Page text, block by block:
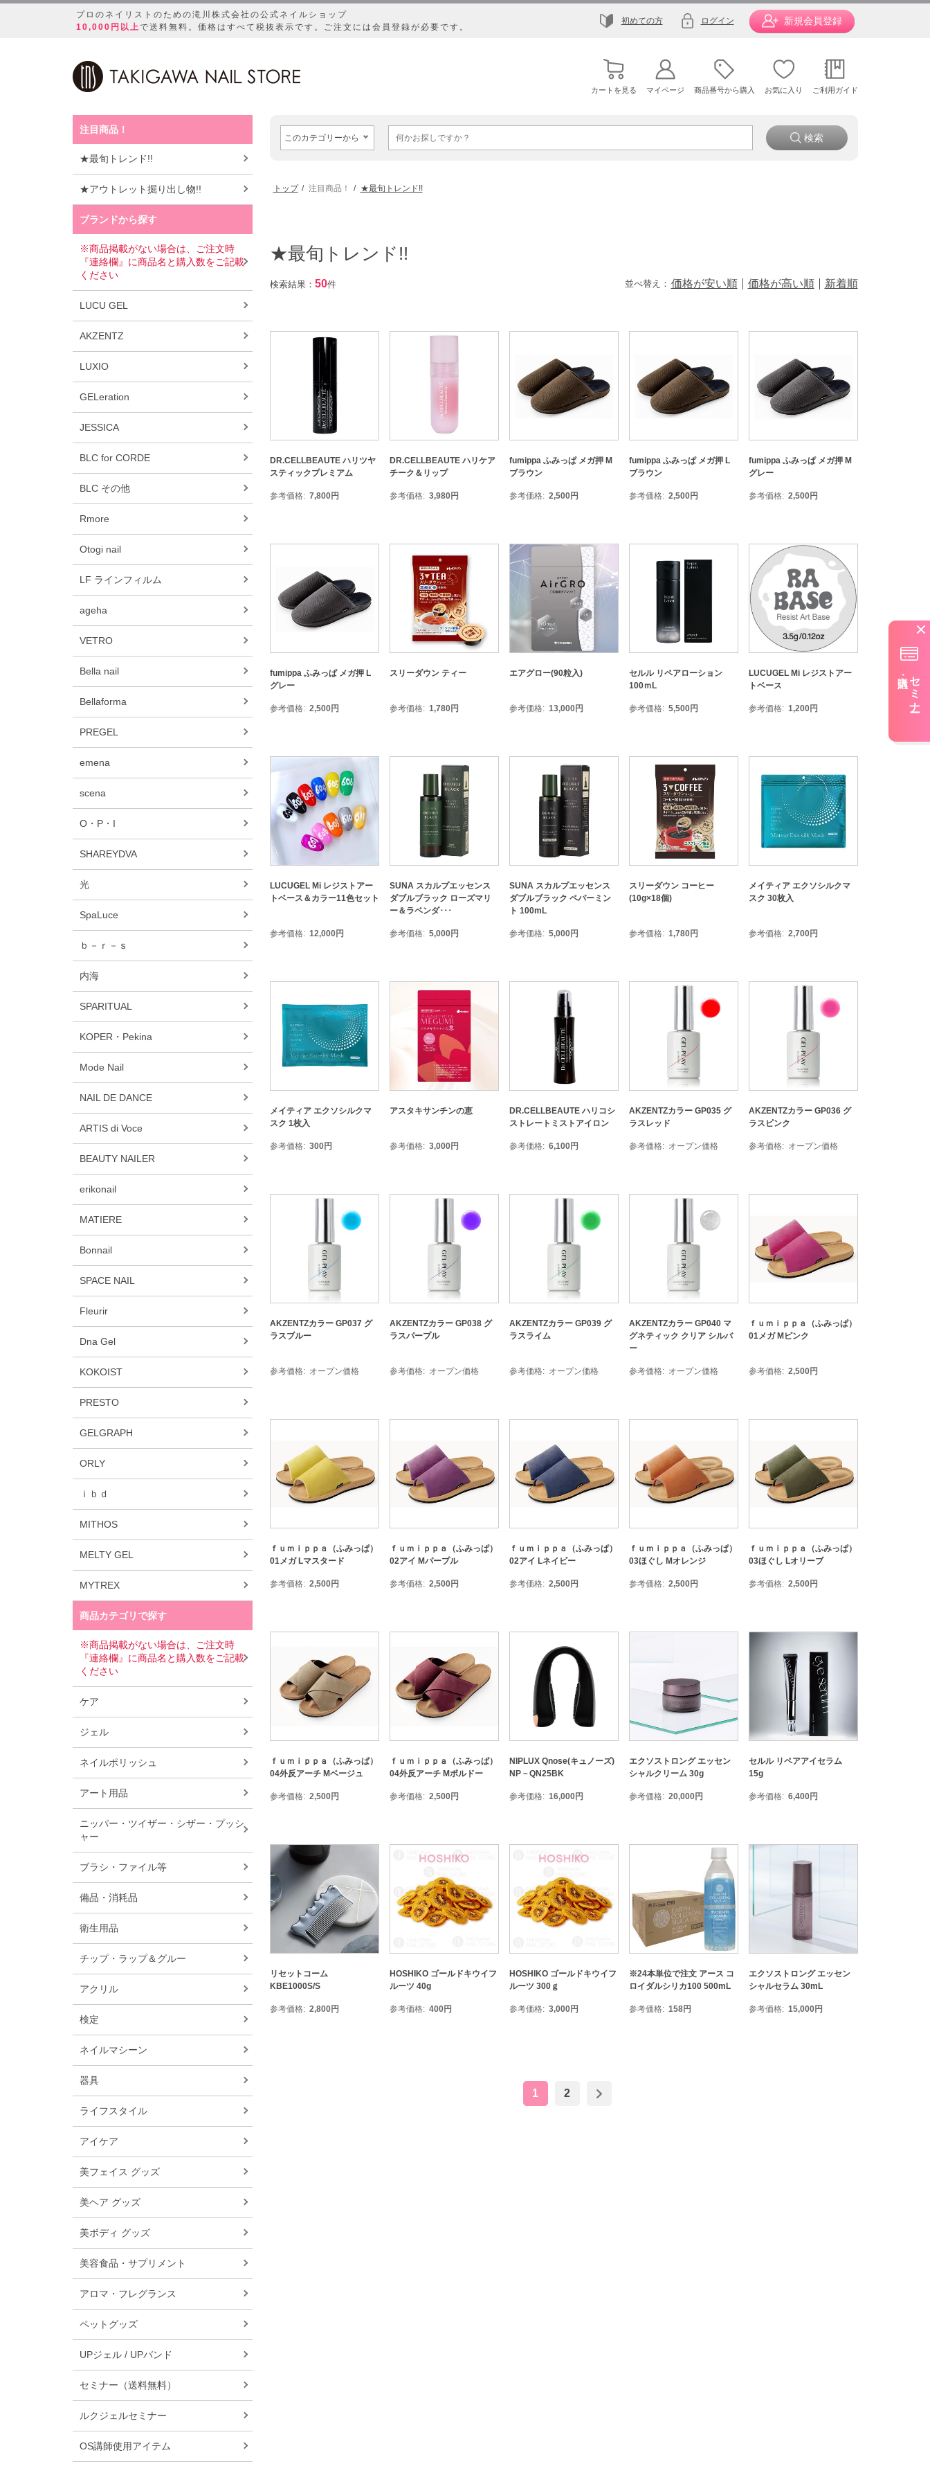
プロのネイリストのための滝川株式会社の公式ネイルショップ
10,000円以上で送料無料。価格はすべて税抜表示です。ご注文には会員登録が必要です。
初めての方 ログイン 新規会員登録
カートを見る マイページ 商品番号から購入 お気に入り ご利用ガイド
注目商品！
★最旬トレンド!!
★アウトレット掘り出し物!!
ブランドから探す
※商品掲載がない場合は、ご注文時
『連絡欄』に商品名と購入数をご記載
ください
LUCU GEL
AKZENTZ
LUXIO
GELeration
JESSICA
BLC for CORDE
BLC その他
Rmore
Otogi nail
LF ラインフィルム
ageha
VETRO
Bella nail
Bellaforma
PREGEL
emena
scena
O・P・I
SHAREYDVA
光
SpaLuce
ｂ－ｒ－ｓ
内海
SPARITUAL
KOPER・Pekina
Mode Nail
NAIL DE DANCE
ARTIS di Voce
BEAUTY NAILER
erikonail
MATIERE
Bonnail
SPACE NAIL
Fleurir
Dna Gel
KOKOIST
PRESTO
GELGRAPH
ORLY
ｉｂｄ
MITHOS
MELTY GEL
MYTREX
商品カテゴリで探す
※商品掲載がない場合は、ご注文時
『連絡欄』に商品名と購入数をご記載
ください
ケア
ジェル
ネイルポリッシュ
アート用品
ニッパー・ツイザー・シザー・プッシ
ャー
ブラシ・ファイル等
備品・消耗品
衛生用品
チップ・ラップ＆グルー
アクリル
検定
ネイルマシーン
器具
ライフスタイル
アイケア
美フェイス グッズ
美ヘア グッズ
美ボディ グッズ
美容食品・サプリメント
アロマ・フレグランス
ペットグッズ
UPジェル / UPバンド
セミナー（送料無料）
ルクジェルセミナー
OS講師使用アイテム
トップ 注目商品！ ★最旬トレンド!!
★最旬トレンド!!
検索結果： 50件 並べ替え： 価格が安い順 価格が高い順 新着順
DR.CELLBEAUTE ハリツヤ
スティックプレミアム
参考価格 7,800円
DR.CELLBEAUTE ハリケア
チーク＆リップ
参考価格 3,980円
fumippa ふみっぱ メガ押 M
ブラウン
参考価格 2,500円
fumippa ふみっぱ メガ押 L
ブラウン
参考価格 2,500円
fumippa ふみっぱ メガ押 M
グレー
参考価格 2,500円
fumippa ふみっぱ メガ押 L
グレー
参考価格 2,500円
スリーダウン ティー
参考価格 1,780円
エアグロー(90粒入)
参考価格 13,000円
セルル リペアローション
100ｍL
参考価格 5,500円
LUCUGEL Mi レジストアー
トベース
参考価格 1,200円
LUCUGEL Mi レジストアー
トベース＆カラー11色セット
参考価格 12,000円
SUNA スカルプエッセンス
ダブルブラック ローズマリ
ー＆ラベンダ･･･
参考価格 5,000円
SUNA スカルプエッセンス
ダブルブラック ペパーミン
ト 100mL
参考価格 5,000円
スリーダウン コーヒー
(10g×18個)
参考価格 1,780円
メイティア エクソシルクマ
スク 30枚入
参考価格 2,700円
メイティア エクソシルクマ
スク 1枚入
参考価格 300円
アスタキサンチンの恵
参考価格 3,000円
DR.CELLBEAUTE ハリコシ
ストレートミストアイロン
参考価格 6,100円
AKZENTZカラー GP035 グ
ラスレッド
参考価格 オープン価格
AKZENTZカラー GP036 グ
ラスピンク
参考価格 オープン価格
AKZENTZカラー GP037 グ
ラスブルー
参考価格 オープン価格
AKZENTZカラー GP038 グ
ラスパープル
参考価格 オープン価格
AKZENTZカラー GP039 グ
ラスライム
参考価格 オープン価格
AKZENTZカラー GP040 マ
グネティック クリア シルバ
ー
参考価格 オープン価格
ｆｕｍｉｐｐａ（ふみっぱ）
01メガ Mピンク
参考価格 2,500円
ｆｕｍｉｐｐａ（ふみっぱ）
01メガ Lマスタード
参考価格 2,500円
ｆｕｍｉｐｐａ（ふみっぱ）
02アイ Mパープル
参考価格 2,500円
ｆｕｍｉｐｐａ（ふみっぱ）
02アイ Lネイビー
参考価格 2,500円
ｆｕｍｉｐｐａ（ふみっぱ）
03ほぐし Mオレンジ
参考価格 2,500円
ｆｕｍｉｐｐａ（ふみっぱ）
03ほぐし Lオリーブ
参考価格 2,500円
ｆｕｍｉｐｐａ（ふみっぱ）
04外反アーチ Mベージュ
参考価格 2,500円
ｆｕｍｉｐｐａ（ふみっぱ）
04外反アーチ Mボルドー
参考価格 2,500円
NIPLUX Qnose(キュノーズ)
NP－QN25BK
参考価格 16,000円
エクソストロング エッセン
シャルクリーム 30g
参考価格 20,000円
セルル リペアアイセラム
15g
参考価格 6,400円
リセットコーム
KBE1000S/S
参考価格 2,800円
HOSHIKO ゴールドキウイフ
ルーツ 40g
参考価格 400円
HOSHIKO ゴールドキウイフ
ルーツ 300ｇ
参考価格 3,000円
※24本単位で注文 アース コ
ロイダルシリカ100 500mL
参考価格 158円
エクソストロング エッセン
シャルセラム 30mL
参考価格 15,000円
1 2
セミナー